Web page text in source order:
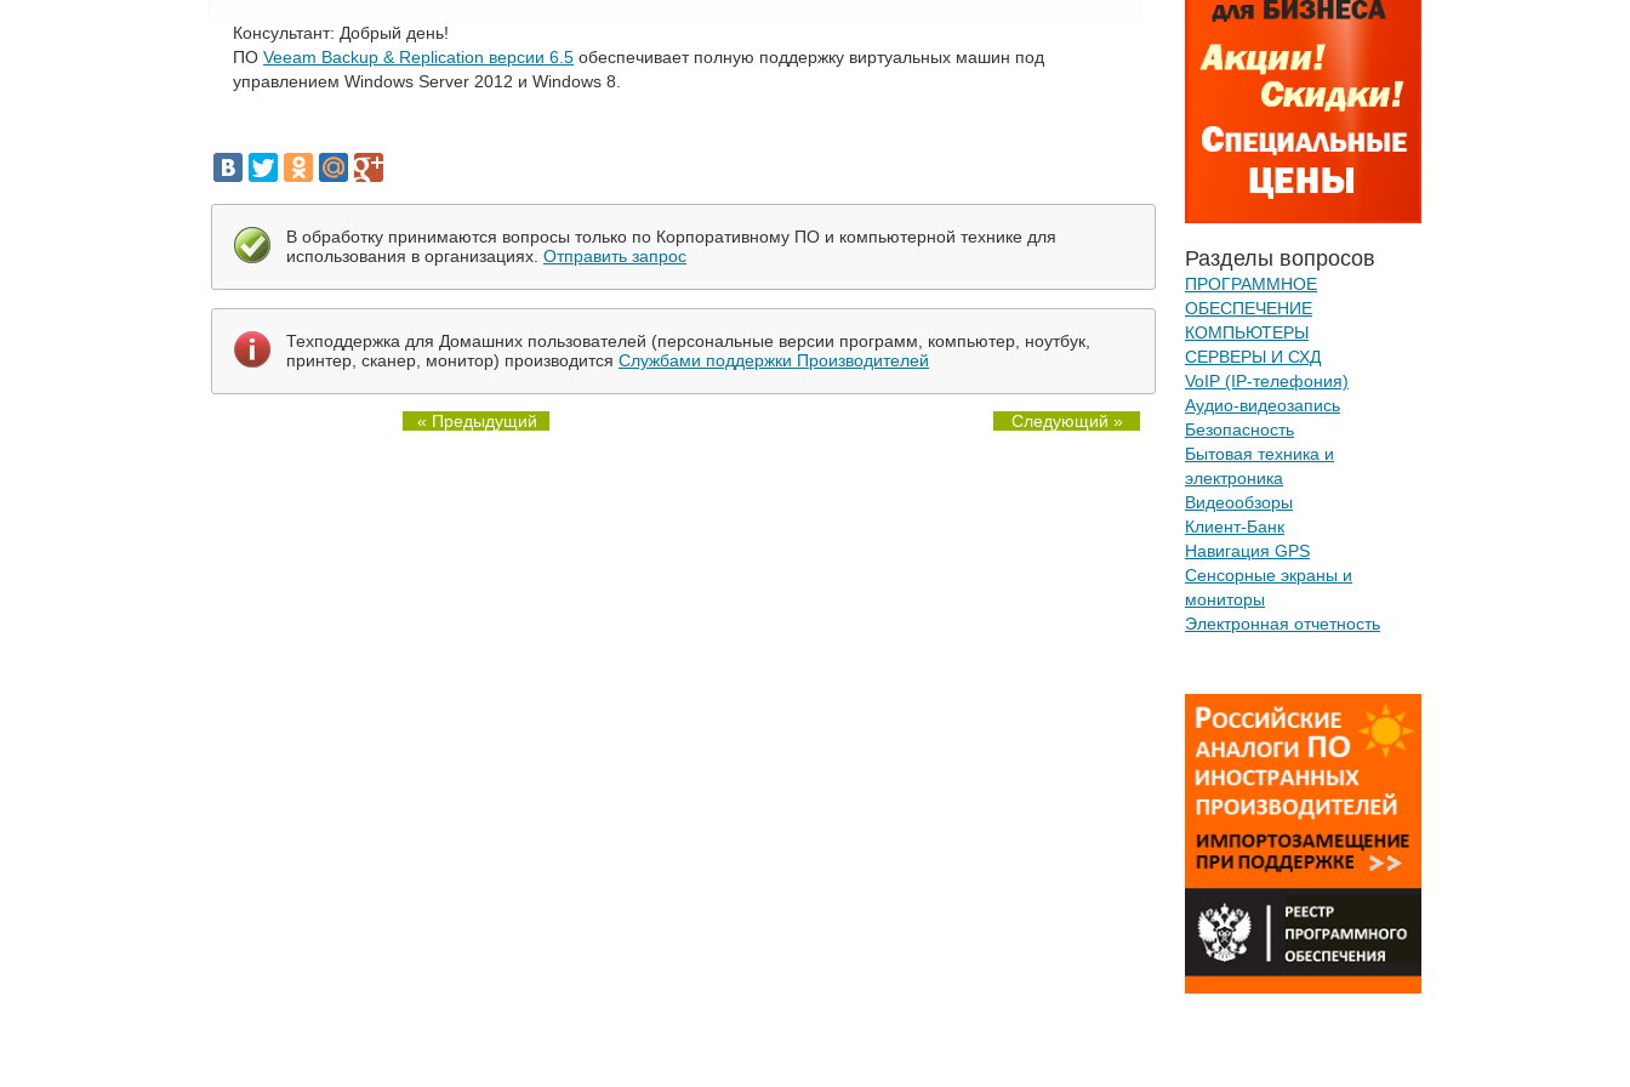
Консультант: Добрый день!
ПО Veeam Backup & Replication версии 6.5 обеспечивает полную поддержку виртуальных машин под
управлением Windows Server 2012 и Windows 8.
В обработку принимаются вопросы только по Корпоративному ПО и компьютерной технике для
использования в организациях. Отправить запрос
Техподдержка для Домашних пользователей (персональные версии программ, компьютер, ноутбук,
принтер, сканер, монитор) производится Службами поддержки Производителей
« Предыдущий Следующий »
Разделы вопросов
ПРОГРАММНОЕ
ОБЕСПЕЧЕНИЕ
КОМПЬЮТЕРЫ
СЕРВЕРЫ И СХД
VoIP (IP-телефония)
Аудио-видеозапись
Безопасность
Бытовая техника и
электроника
Видеообзоры
Клиент-Банк
Навигация GPS
Сенсорные экраны и
мониторы
Электронная отчетность